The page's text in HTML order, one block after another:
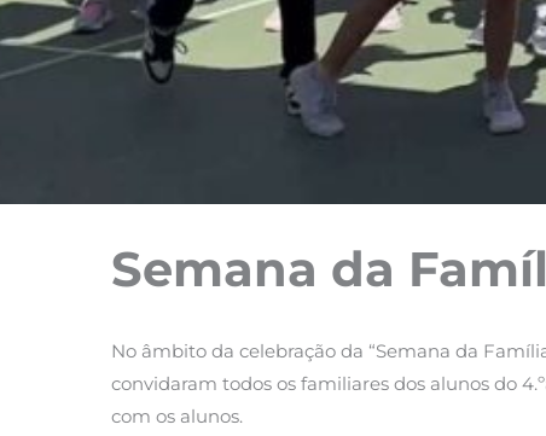
Semana da
No âmbito da celebração da “Semana da
convidaram todos os familiares dos alunos do
com os alunos.